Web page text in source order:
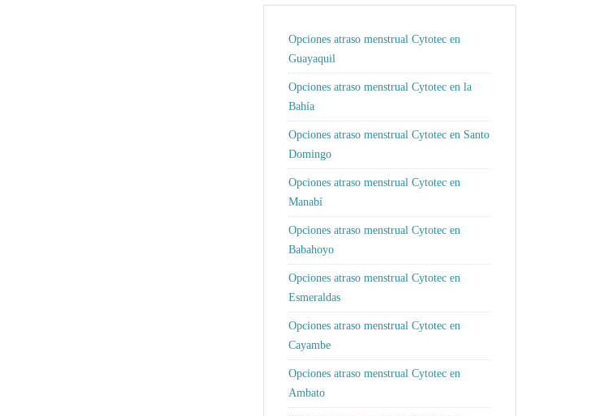
Opciones atraso menstrual Cytotec en
Guayaquil
Opciones atraso menstrual Cytotec en la
Bahía
Opciones atraso menstrual Cytotec en Santo
Domingo
Opciones atraso menstrual Cytotec en
Manabí
Opciones atraso menstrual Cytotec en
Babahoyo
Opciones atraso menstrual Cytotec en
Esmeraldas
Opciones atraso menstrual Cytotec en
Cayambe
Opciones atraso menstrual Cytotec en
Ambato